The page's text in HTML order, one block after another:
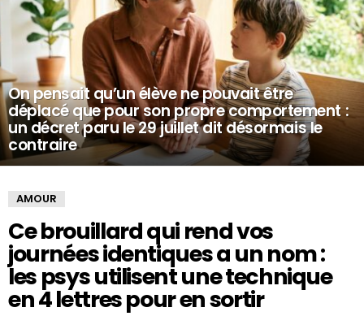
On pensait qu’un élève ne pouvait être
déplacé que pour son propre comportement :
un décret paru le 29 juillet dit désormais le
contraire
AMOUR
Ce brouillard qui rend vos
journées identiques a un nom :
les psys utilisent une technique
en 4 lettres pour en sortir